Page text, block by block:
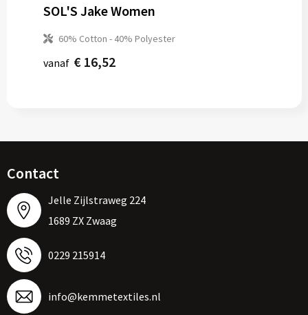
SOL'S Jake Women
60% Cotton - 40% Polyester
vanaf € 16,52
Contact
Jelle Zijlstraweg 224
1689 ZX Zwaag
0229 215914
info@kemmetextiles.nl